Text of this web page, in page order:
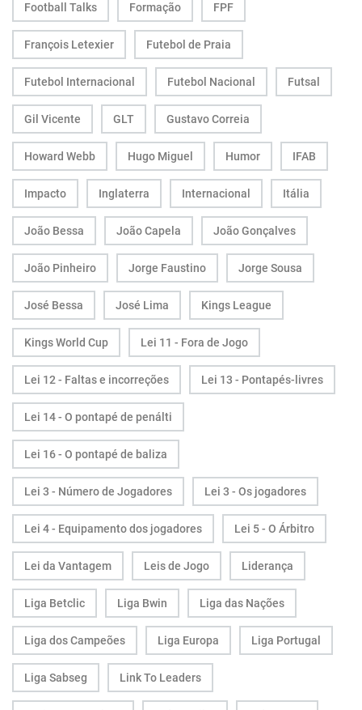
Football Talks Formação FPF
François Letexier Futebol de Praia
Futebol Internacional Futebol Nacional Futsal
Gil Vicente GLT Gustavo Correia
Howard Webb Hugo Miguel Humor IFAB
Impacto Inglaterra Internacional Itália
João Bessa João Capela João Gonçalves
João Pinheiro Jorge Faustino Jorge Sousa
José Bessa José Lima Kings League
Kings World Cup Lei 11 - Fora de Jogo
Lei 12 - Faltas e incorreções Lei 13 - Pontapés-livres
Lei 14 - O pontapé de penálti
Lei 16 - O pontapé de baliza
Lei 3 - Número de Jogadores Lei 3 - Os jogadores
Lei 4 - Equipamento dos jogadores Lei 5 - O Árbitro
Lei da Vantagem Leis de Jogo Liderança
Liga Betclic Liga Bwin Liga das Nações
Liga dos Campeões Liga Europa Liga Portugal
Liga Sabseg Link To Leaders